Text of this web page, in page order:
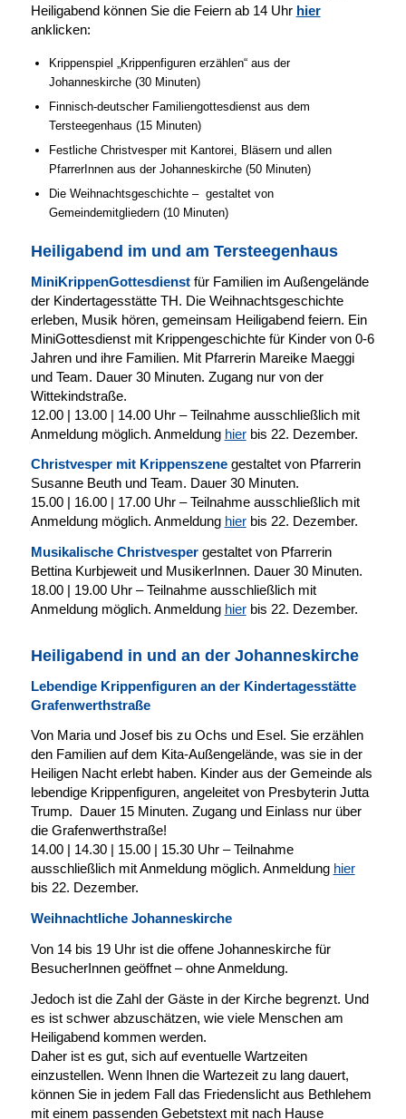
Heiligabend können Sie die Feiern ab 14 Uhr hier
anklicken:
Krippenspiel „Krippenfiguren erzählen“ aus der
Johanneskirche (30 Minuten)
Finnisch-deutscher Familiengottesdienst aus dem
Tersteegenhaus (15 Minuten)
Festliche Christvesper mit Kantorei, Bläsern und allen
PfarrerInnen aus der Johanneskirche (50 Minuten)
Die Weihnachtsgeschichte – gestaltet von
Gemeindemitgliedern (10 Minuten)
Heiligabend im und am Tersteegenhaus
MiniKrippenGottesdienstfür Familien im Außengelände
der Kindertagesstätte TH. Die Weihnachtsgeschichte
erleben, Musik hören, gemeinsam Heiligabend feiern. Ein
MiniGottesdienst mit Krippengeschichte für Kinder von 0-6
Jahren und ihre Familien. Mit Pfarrerin Mareike Maeggi
und Team. Dauer 30 Minuten. Zugang nur von der
Wittekindstraße.
12.00 | 13.00 | 14.00 Uhr – Teilnahme ausschließlich mit
Anmeldung möglich. Anmeldung hier bis 22. Dezember.
Christvesper mit Krippenszenegestaltet von Pfarrerin
Susanne Beuth und Team. Dauer 30 Minuten.
15.00 | 16.00 | 17.00 Uhr – Teilnahme ausschließlich mit
Anmeldung möglich. Anmeldung hierbis 22. Dezember.
Musikalische Christvespergestaltet von Pfarrerin
Bettina Kurbjeweit und MusikerInnen. Dauer 30 Minuten.
18.00 | 19.00 Uhr – Teilnahme ausschließlich mit
Anmeldung möglich. Anmeldung hierbis 22. Dezember.
Heiligabend in und an der Johanneskirche
Lebendige Krippenfiguren an der Kindertagesstätte
Grafenwerthstraße
Von Maria und Josef bis zu Ochs und Esel. Sie erzählen
den Familien auf dem Kita-Außengelände, was sie in der
Heiligen Nacht erlebt haben. Kinder aus der Gemeinde als
lebendige Krippenfiguren, angeleitet von Presbyterin Jutta
Trump. Dauer 15 Minuten. Zugang und Einlass nur über
die Grafenwerthstraße!
14.00 | 14.30 | 15.00 | 15.30 Uhr – Teilnahme
ausschließlich mit Anmeldung möglich. Anmeldung hier
bis 22. Dezember.
Weihnachtliche Johanneskirche
Von 14 bis 19 Uhr ist die offene Johanneskirche für
BesucherInnen geöffnet – ohne Anmeldung.
Jedoch ist die Zahl der Gäste in der Kirche begrenzt. Und
es ist schwer abzuschätzen, wie viele Menschen am
Heiligabend kommen werden.
Daher ist es gut, sich auf eventuelle Wartzeiten
einzustellen. Wenn Ihnen die Wartezeit zu lang dauert,
können Sie in jedem Fall das Friedenslicht aus Bethlehem
mit einem passenden Gebetstext mit nach Hause